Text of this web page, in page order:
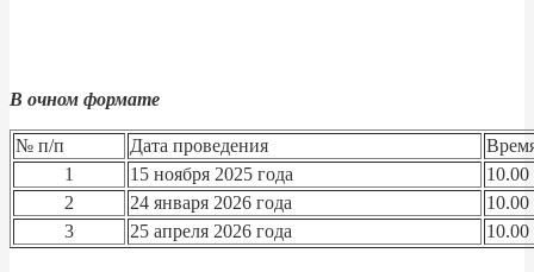
В очном формате
№ п/п Дата проведения
1
15 ноября 2025 года
10.00
2
24 января 2026 года
10.00
3
25 апреля 2026 года 10.00